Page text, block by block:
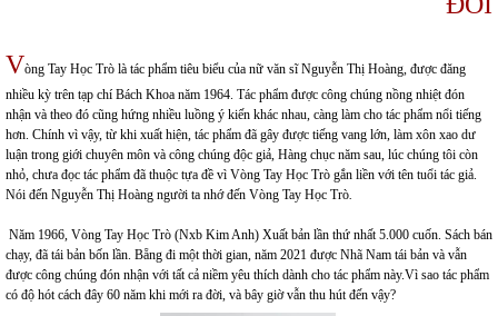
Vòng Tay Học Trò là tác phẩm tiêu biểu của nữ văn sĩ Nguyễn Thị Hoàng, được đăng
nhiều kỳ trên tạp chí Bách Khoa năm 1964. Tác phẩm được công chúng nồng nhiệt đón
nhận và theo đó cũng hứng nhiều luồng ý kiến khác nhau, càng làm cho tác phẩm nổi tiếng
hơn. Chính vì vậy, từ khi xuất hiện, tác phẩm đã gây được tiếng vang lớn, làm xôn xao dư
luận trong giới chuyên môn và công chúng độc giả, Hàng chục năm sau, lúc chúng tôi còn
nhỏ, chưa đọc tác phẩm đã thuộc tựa đề vì Vòng Tay Học Trò gắn liền với tên tuổi tác giả.
Nói đến Nguyễn Thị Hoàng người ta nhớ đến Vòng Tay Học Trò.
Năm 1966, Vòng Tay Học Trò (Nxb Kim Anh) Xuất bản lần thứ nhất 5.000 cuốn. Sách bán
chạy, đã tái bản bốn lần. Bẵng đi một thời gian, năm 2021 được Nhã Nam tái bản và vẫn
được công chúng đón nhận với tất cả niềm yêu thích dành cho tác phẩm này.Vì sao tác phẩm
có độ hót cách đây 60 năm khi mới ra đời, và bây giờ vẫn thu hút đến vậy?